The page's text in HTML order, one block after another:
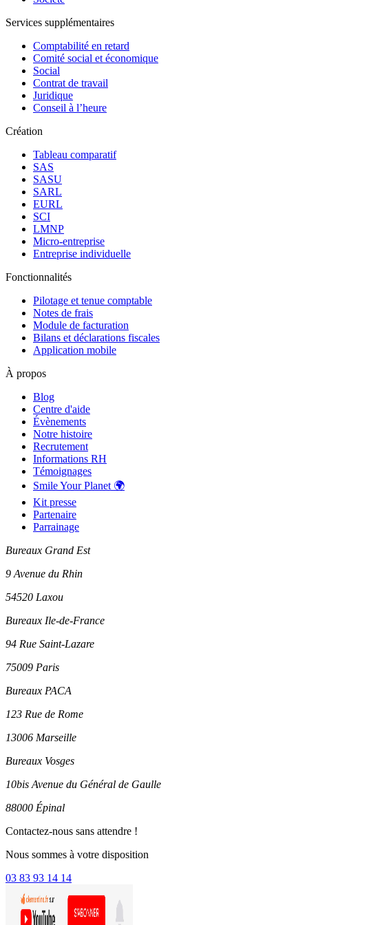
Services supplémentaires
Comptabilité en retard
Comité social et économique
Social
Contrat de travail
Juridique
Conseil à l’heure
Création
Tableau comparatif
SAS
SASU
SARL
EURL
SCI
LMNP
Micro-entreprise
Entreprise individuelle
Fonctionnalités
Pilotage et tenue comptable
Notes de frais
Module de facturation
Bilans et déclarations fiscales
Application mobile
À propos
Blog
Centre d'aide
Évènements
Notre histoire
Recrutement
Informations RH
Témoignages
Smile Your Planet 🌍
Kit presse
Partenaire
Parrainage
Bureaux Grand Est
9 Avenue du Rhin
54520 Laxou
Bureaux Ile-de-France
94 Rue Saint-Lazare
75009 Paris
Bureaux PACA
123 Rue de Rome
13006 Marseille
Bureaux Vosges
10bis Avenue du Général de Gaulle
88000 Épinal
Contactez-nous sans attendre !
Nous sommes à votre disposition
03 83 93 14 14